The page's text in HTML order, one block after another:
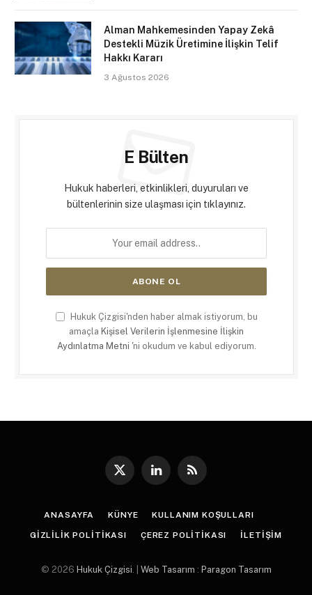
Alman Mahkemesinden Yapay Zekâ
Destekli Müzik Üretimine İlişkin Telif
Hakkı Kararı
3 Ağustos 2026
E Bülten
Hukuk haberleri, etkinlikleri, duyuruları ve
bültenlerinin size ulaşması için tıklayınız.
Hukuk Çizgisi'nden haber almak istiyorum, bu
amaçla Kişisel Verilerin İşlenmesine İlişkin
Aydınlatma Metni 'ni okudum ve kabul ediyorum.
X
LinkedInRSS
ANASAYFA KÜNYE KULLANIM KOŞULLARI
GIZLILIK POLITIKASI ÇEREZ POLITIKASI İLETIŞIM
© 2026 Hukuk Çizgisi Web Tasarım : Paragon Tasarım